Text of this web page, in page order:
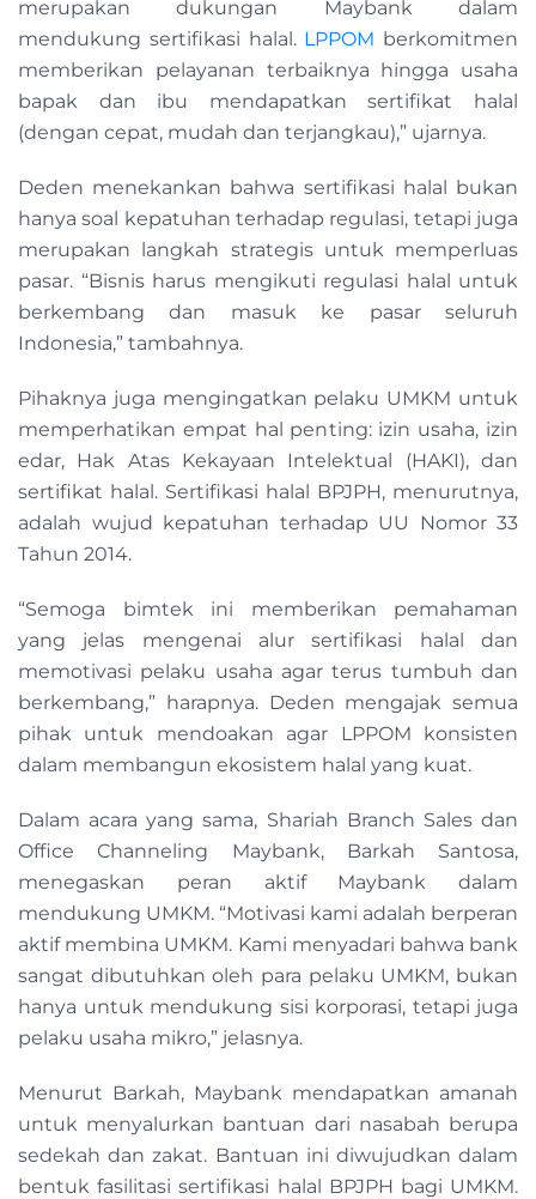
merupakan dukungan Maybank dalam
mendukung sertifikasi halal. LPPOM berkomitmen
memberikan pelayanan terbaiknya hingga usaha
bapak dan ibu mendapatkan sertifikat halal
(dengan cepat, mudah dan terjangkau),” ujarnya.
Deden menekankan bahwa sertifikasi halal bukan
hanya soal kepatuhan terhadap regulasi, tetapi juga
merupakan langkah strategis untuk memperluas
pasar. “Bisnis harus mengikuti regulasi halal untuk
berkembang dan masuk ke pasar seluruh
Indonesia,” tambahnya.
Pihaknya juga mengingatkan pelaku UMKM untuk
memperhatikan empat hal penting: izin usaha, izin
edar, Hak Atas Kekayaan Intelektual (HAKI), dan
sertifikat halal. Sertifikasi halal BPJPH, menurutnya,
adalah wujud kepatuhan terhadap UU Nomor 33
Tahun 2014.
“Semoga bimtek ini memberikan pemahaman
yang jelas mengenai alur sertifikasi halal dan
memotivasi pelaku usaha agar terus tumbuh dan
berkembang,” harapnya. Deden mengajak semua
pihak untuk mendoakan agar LPPOM konsisten
dalam membangun ekosistem halal yang kuat.
Dalam acara yang sama, Shariah Branch Sales dan
Office Channeling Maybank, Barkah Santosa,
menegaskan peran aktif Maybank dalam
mendukung UMKM. “Motivasi kami adalah berperan
aktif membina UMKM. Kami menyadari bahwa bank
sangat dibutuhkan oleh para pelaku UMKM, bukan
hanya untuk mendukung sisi korporasi, tetapi juga
pelaku usaha mikro,” jelasnya.
Menurut Barkah, Maybank mendapatkan amanah
untuk menyalurkan bantuan dari nasabah berupa
sedekah dan zakat. Bantuan ini diwujudkan dalam
bentuk fasilitasi sertifikasi halal BPJPH bagi UMKM.